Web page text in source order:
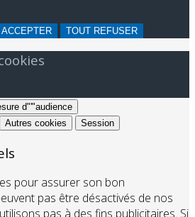
TOUT REFUSER
d"'"audience
Autres cookies Session
pour assurer son bon
pas être désactivés de nos
pas à des fins publicitaires. Si